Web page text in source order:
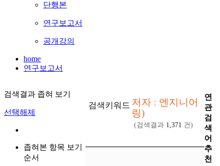
단행본
연구보고서
공개강의
home
연구보고서
검색결과 좁혀 보기
선택해제
좁혀본 항목 보기
순서
검색키워드 저자 : 엔지니어
링)
(검색결과 1,371 건)
연
관
검
색
어
추
천